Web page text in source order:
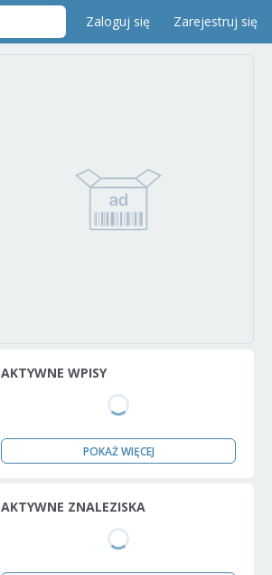
Zaloguj się Zarejestruj się
AKTYWNE WPISY
POKAŻ WIĘCEJ
AKTYWNE ZNALEZISKA